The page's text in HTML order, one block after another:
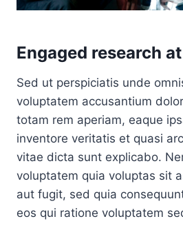
Engaged research
Sed ut perspiciatis unde
voluptatem accusantium
totam rem aperiam, eaque
inventore veritatis et quasi
vitae dicta sunt explicabo.
voluptatem quia voluptas sit
aut fugit, sed quia
eos qui ratione voluptatem